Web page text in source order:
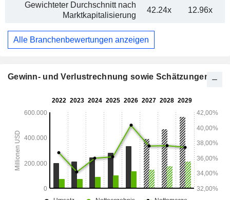
Gewichteter Durchschnitt nach
Marktkapitalisierung
42.24x 12.96x
Alle Branchenbewertungen anzeigen
Gewinn- und Verlustrechnung sowie Schätzungen